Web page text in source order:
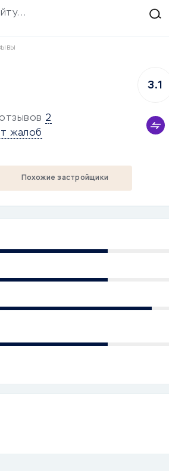
2
жалоб
3.1
Похожие застройщики